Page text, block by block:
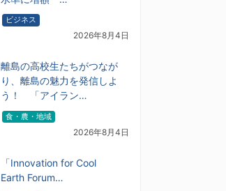
ビジネス
2026年8月4日
離島の高校生たちがつなが
り、離島の魅力を発信しよ
う！ 「アイラン…
食・農・地域
2026年8月4日
「Innovation for Cool
Earth Forum…